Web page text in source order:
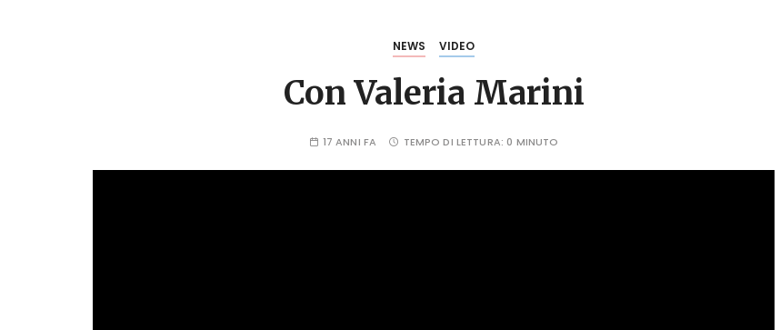
NEWS VIDEO
Con Valeria Marini
17 ANNI FA TEMPO DI LETTURA: 0 MINUTO